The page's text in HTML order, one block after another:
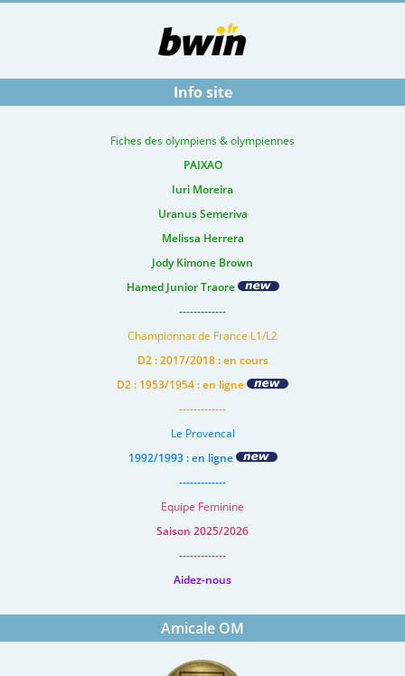
Info site
Fiches des olympiens & olympiennes
PAIXAO
Iuri Moreira
Uranus Semeriva
Melissa Herrera
Jody Kimone Brown
Hamed Junior Traore
-------------
Championnat de France L1/L2
D2 : 2017/2018 : en cours
D2 : 1953/1954 : en ligne
-------------
Le Provencal
1992/1993 : en ligne
-------------
Equipe Feminine
Saison 2025/2026
-------------
Aidez-nous
Amicale OM